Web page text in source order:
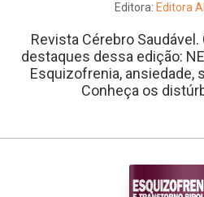
Editora: Editora
Revista Cérebro
destaques dessa edição:
Esquizofrenia, ansiedade,
Conheça os